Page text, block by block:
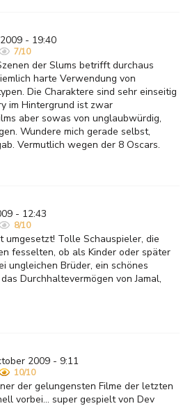
- 19:40
7/10
der Slums betrifft durchaus
harte Verwendung von
Die Charaktere sind sehr einseitig
im Hintergrund ist zwar
aber sowas von unglaubwürdig,
Wundere mich gerade selbst,
Vermutlich wegen der 8 Oscars.
- 12:43
8/10
umgesetzt! Tolle Schauspieler, die
fesselten, ob als Kinder oder später
ungleichen Brüder, ein schönes
Durchhaltevermögen von Jamal,
2009 - 9:11
10/10
der gelungensten Filme der letzten
vorbei... super gespielt von Dev